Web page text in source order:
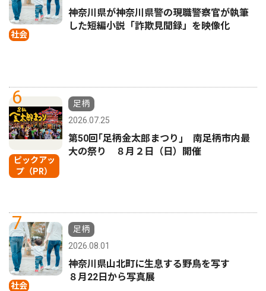
社会
神奈川県が神奈川県警の現職警察官が執筆
した短編小説「詐欺見聞録」を映像化
6
ピックアッ
プ（PR）
足柄
2026.07.25
第50回｢足柄金太郎まつり｣ 南足柄市内最
大の祭り ８月２日（日）開催
7
社会
足柄
2026.08.01
神奈川県山北町に生息する野鳥を写す
８月22日から写真展